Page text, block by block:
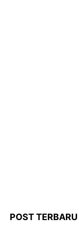
POST TERBARU